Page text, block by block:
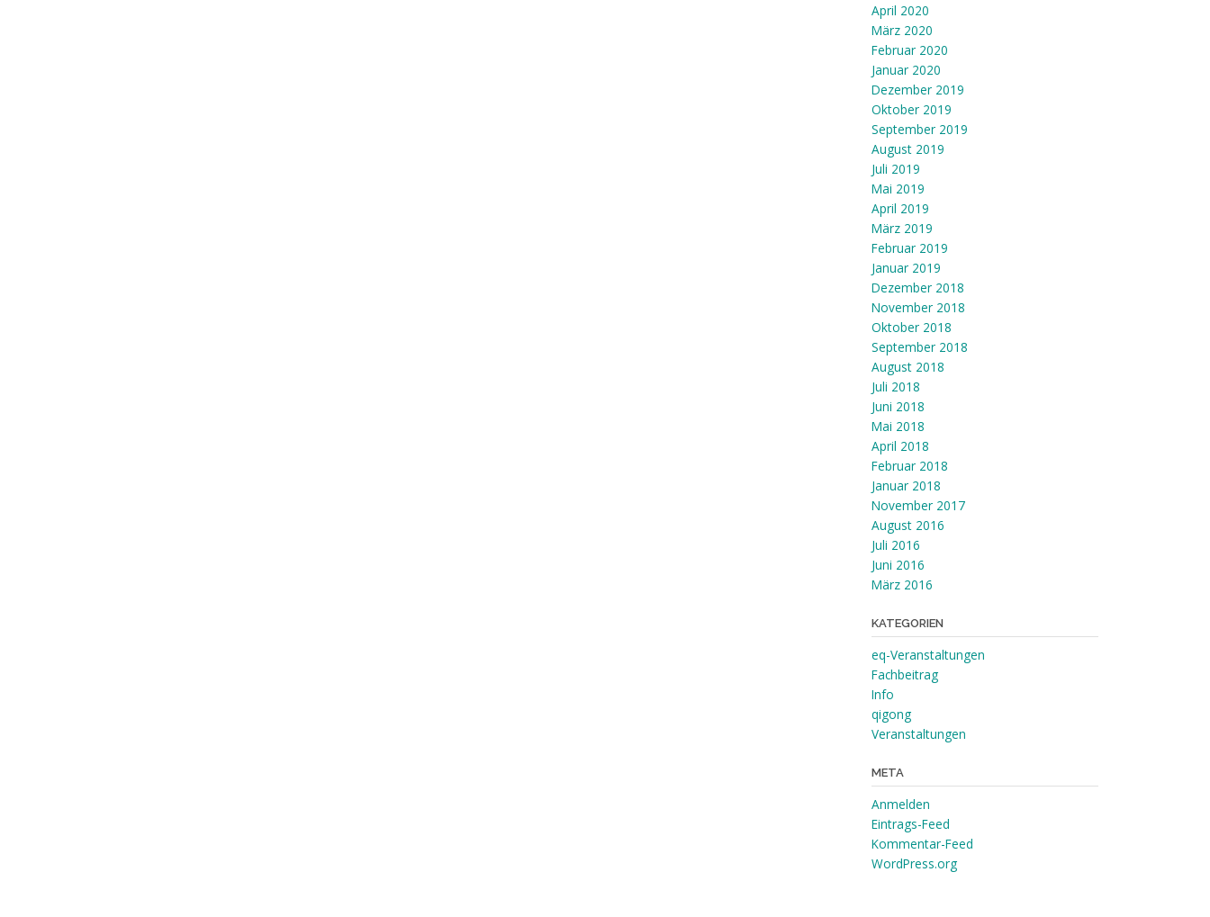
April 2020
März 2020
Februar 2020
Januar 2020
Dezember 2019
Oktober 2019
September 2019
August 2019
Juli 2019
Mai 2019
April 2019
März 2019
Februar 2019
Januar 2019
Dezember 2018
November 2018
Oktober 2018
September 2018
August 2018
Juli 2018
Juni 2018
Mai 2018
April 2018
Februar 2018
Januar 2018
November 2017
August 2016
Juli 2016
Juni 2016
März 2016
KATEGORIEN
eq-Veranstaltungen
Fachbeitrag
Info
qigong
Veranstaltungen
META
Anmelden
Eintrags-Feed
Kommentar-Feed
WordPress.org